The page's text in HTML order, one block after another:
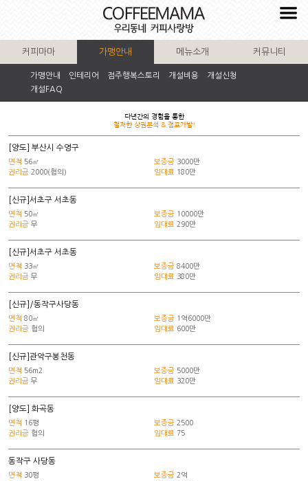
커피마마 가맹안내
가맹안내 인테리어 점주행복스토리 개설비용
개설신청
개설FAQ
메뉴소개 커뮤니티
다년간의 경험을 통한
철저한 상권분석 & 점포개발!
[양도] 부산시 수영구
면적 56㎡ 보증금 3000만
권리금 2000(협의) 임대료 180만
[신규]서초구 서초동
면적 50㎡ 보증금 10000만
권리금 무 임대료 290만
[신규]서초구 서초동
면적 33㎡ 보증금 8400만
권리금 무 임대료 380만
[신규]/동작구사당동
면적 80㎡ 보증금 1억6000만
권리금 협의 임대료 600만
[신규]관악구봉천동
면적 56m2 보증금 5000만
권리금 무 임대료 320만
[양도] 화곡동
면적 16평 보증금 2500
권리금 협의 임대료 75
동작구 사당동
면적 30평 보증금 2억